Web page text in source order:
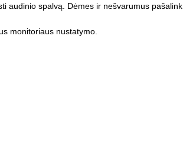
audinio spalvą. Dėmes ir nešvarumus
monitoriaus nustatymo.